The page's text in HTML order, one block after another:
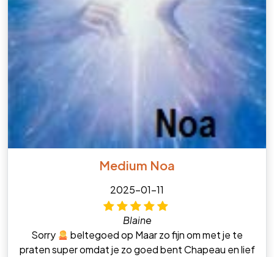
Medium Noa
2025-01-11
Blaine
Sorry
beltegoed op Maar zo fijn om met je te
praten super omdat je zo goed bent Chapeau en lief